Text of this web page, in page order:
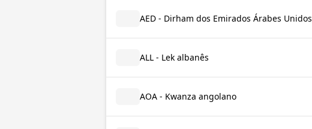
AED - Dirham dos Emirados Árabes Unidos
ALL - Lek albanês
AOA - Kwanza angolano